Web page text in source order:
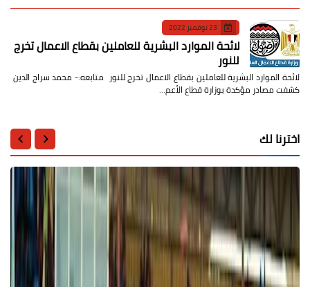
23 نوفمبر 2022
لائحة الموارد البشرية للعاملين بقطاع الاعمال تخرج
للنور
لائحة الموارد البشرية للعاملين بقطاع الاعمال تخرج للنور متابعه:- محمد سراج الدين
كشفت مصادر مؤكدة بوزارة قطاع الأعم…
اخترنا لك